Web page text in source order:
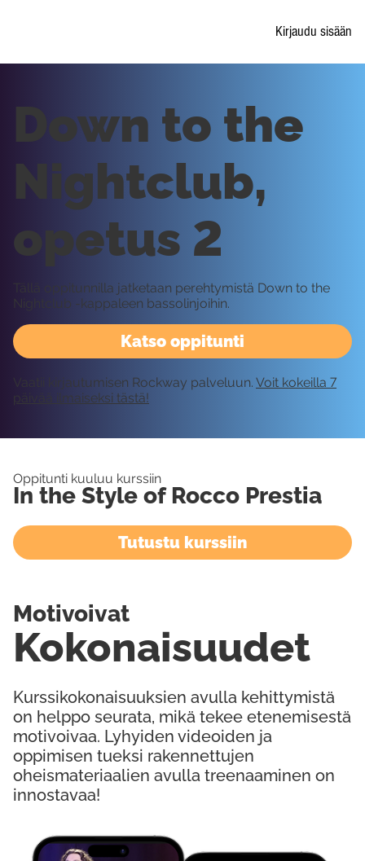
Kirjaudu sisään
Katso oppitunti
Down to the
Nightclub,
opetus 2
Tällä oppitunnilla jatketaan perehtymistä Down to the
Nightclub -kappaleen bassolinjoihin.
Vaatii kirjautumisen Rockway palveluun. Voit kokeilla 7
päivää ilmaiseksi tästä!
Oppitunti kuuluu kurssiin
In the Style of Rocco Prestia
Tutustu kurssiin
Kurssikokonaisuuksien avulla kehittymistä
on helppo seurata, mikä tekee etenemisestä
motivoivaa. Lyhyiden videoiden ja
oppimisen tueksi rakennettujen
oheismateriaalien avulla treenaaminen on
innostavaa!
Kokonaisuudet
Motivoivat